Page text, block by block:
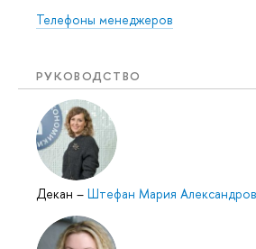
Телефоны менеджеров
РУКОВОДСТВО
Декан – Штефан Мария